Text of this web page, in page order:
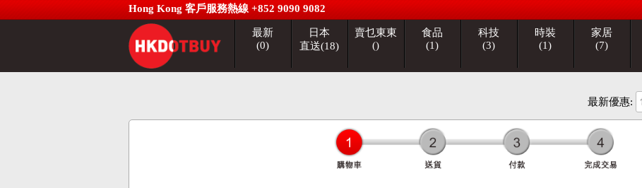
Hong Kong 客戶服務熱線 +852 9090 9082
最新
(0)
日本
直送(18)
賣乜東東
()
食品
(1)
科技
(3)
時裝
(1)
家居
(7)
最新優惠: